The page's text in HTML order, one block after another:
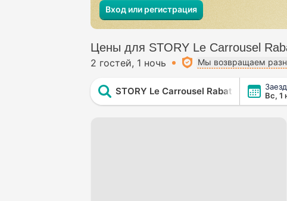
Вход или регистрация
Цены для STORY Le Carrousel
2 гостей 1 ночь Мы возвращаем
STORY Le Carrousel Rabat
Заезд
Вс, 1